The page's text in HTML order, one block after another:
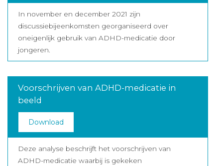
In november en december 2021 zijn
discussiebijeenkomsten georganiseerd over
oneigenlijk gebruik van ADHD-medicatie door
jongeren.
Voorschrijven van ADHD-medicatie in
beeld
Download
Deze analyse beschrijft het voorschrijven van
ADHD-medicatie waarbij is gekeken